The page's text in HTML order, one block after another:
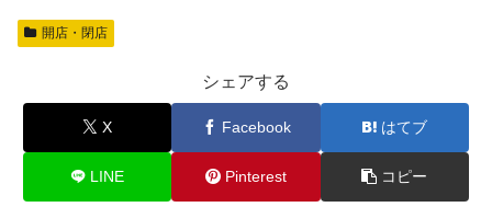
c
e
o
o
k
st
o
o
n
開店・閉店
シェアする
X Facebook はてブ
LINE Pinterest コピー